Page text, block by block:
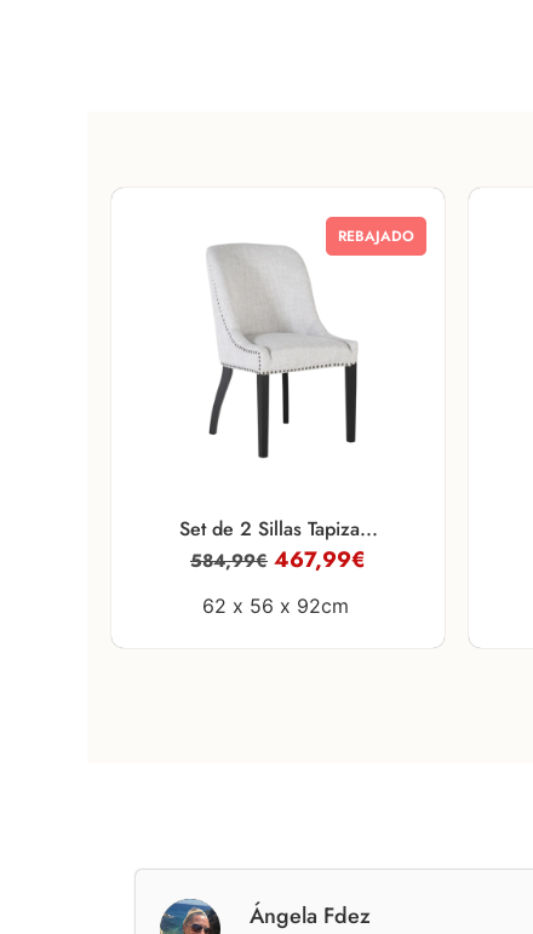
REBAJADO
Set de 2 Sillas Tapiza...
584,99€ 467,99€
62 x 56 x 92cm
Ángela Fdez